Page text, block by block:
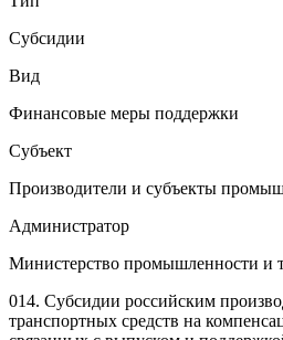
Субсидии
Вид
Финансовые меры поддержки
Субъект
Производители и субъекты
Администратор
Министерство промышленности и
014. Субсидии российским
транспортных средств на